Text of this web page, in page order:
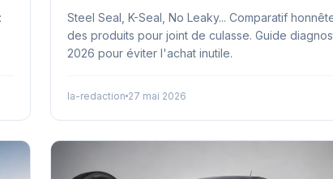
Steel Seal, K-Seal, No Leaky... Comparatif
des produits pour joint de culasse. Guide
2026 pour éviter l'achat inutile.
la-redaction 27 mai 2026